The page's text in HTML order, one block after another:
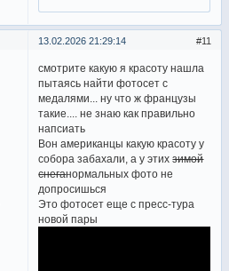
11
13.02.2026 21:29:14
смотрите какую я красоту нашла
пытаясь найти фотосет с
медалями... ну что ж французы
такие.... не знаю как правильно
напсиать
Вон американцы какую красоту у
собора забахали, а у этихзимой
снеганормальных фото не
допросишься
Это фотосет еще с пресс-тура
новой пары